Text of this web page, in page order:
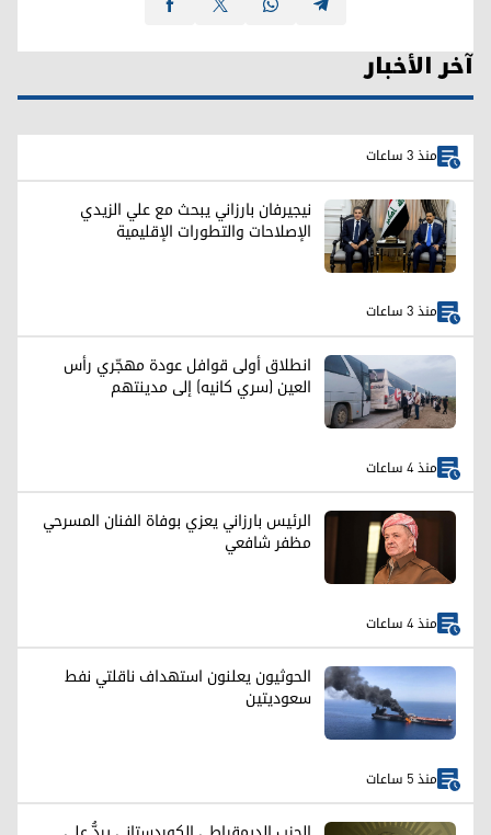
آخر الأخبار
منذ 3 ساعات
نيجيرفان بارزاني يبحث مع علي الزيدي
الإصلاحات والتطورات الإقليمية
منذ 3 ساعات
انطلاق أولى قوافل عودة مهجّري رأس
العين (سري كانيه) إلى مدينتهم
منذ 4 ساعات
الرئيس بارزاني يعزي بوفاة الفنان المسرحي
مظفر شافعي
منذ 4 ساعات
الحوثيون يعلنون استهداف ناقلتي نفط
سعوديتين
منذ 5 ساعات